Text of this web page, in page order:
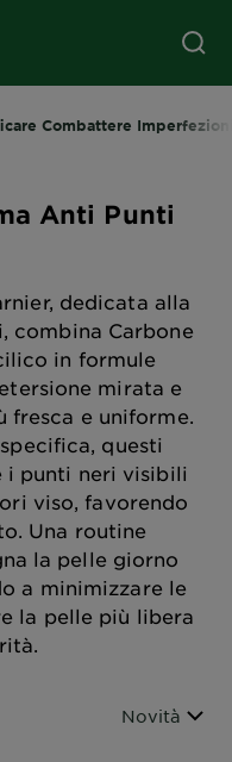
Combattere
Anti Punti
dedicata alla
combina Carbone
in formule
mirata e
fresca e uniforme.
questi
punti neri visibili
viso, favorendo
Una routine
la pelle giorno
a minimizzare le
la pelle più libera
Ordina per
Novità